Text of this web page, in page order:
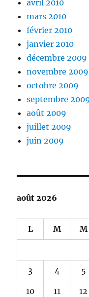
avril 2010
mars 2010
février 2010
janvier 2010
décembre 2009
novembre 2009
octobre 2009
septembre
août 2009
juillet 2009
juin 2009
août 2026
L M M
3 4 5
10 11 12